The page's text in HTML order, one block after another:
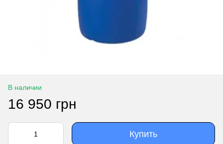
В наличии
16 950 грн
Купить